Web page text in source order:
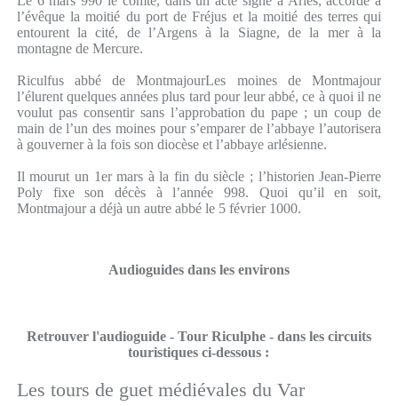
l’évêque la moitié du port de Fréjus et la moitié des terres qui
entourent la cité, de l’Argens à la Siagne, de la mer à la
montagne de Mercure.
Riculfus abbé de MontmajourLes moines de Montmajour
l’élurent quelques années plus tard pour leur abbé, ce à quoi il ne
voulut pas consentir sans l’approbation du pape ; un coup de
main de l’un des moines pour s’emparer de l’abbaye l’autorisera
à gouverner à la fois son diocèse et l’abbaye arlésienne.
Il mourut un 1er mars à la fin du siècle ; l’historien Jean-Pierre
Poly fixe son décès à l’année 998. Quoi qu’il en soit,
Montmajour a déjà un autre abbé le 5 février 1000.
Audioguides dans les environs
Retrouver l'audioguide - Tour Riculphe - dans les circuits
touristiques ci-dessous :
Les tours de guet médiévales du Var